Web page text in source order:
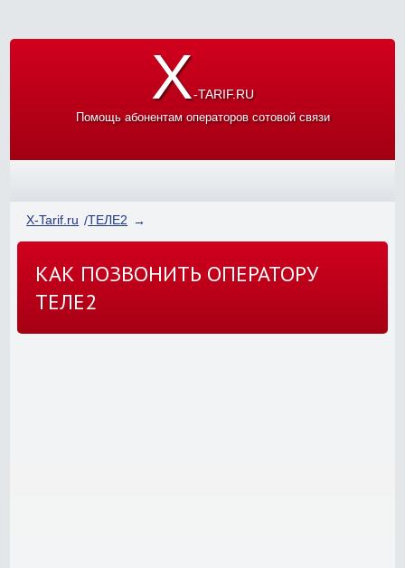
X-TARIF.RU
Помощь абонентам операторов сотовой связи
X-Tarif.ru ТЕЛЕ2
КАК ПОЗВОНИТЬ ОПЕРАТОРУ
ТЕЛЕ2